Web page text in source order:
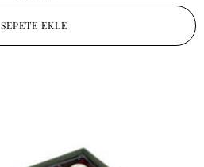
SEPETE EKLE